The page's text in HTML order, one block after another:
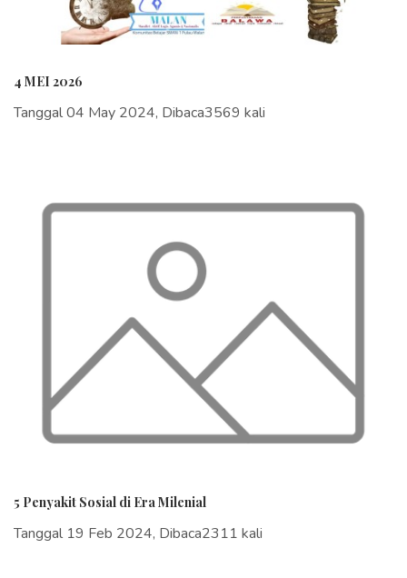
4 MEI 2026
Tanggal 04 May 2024, Dibaca3569 kali
5 Penyakit Sosial di Era Milenial
Tanggal 19 Feb 2024, Dibaca2311 kali